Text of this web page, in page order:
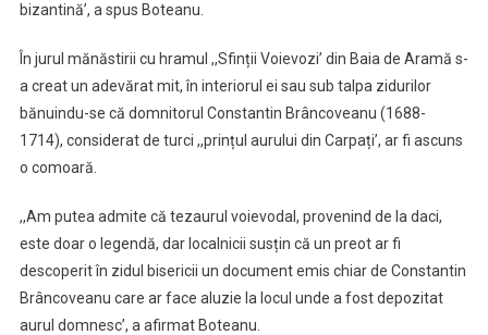
bizantină’, a spus Boteanu.
În jurul mănăstirii cu hramul ,,Sfinții Voievozi’ din Baia de Aramă s-
a creat un adevărat mit, în interiorul ei sau sub talpa zidurilor
bănuindu-se că domnitorul Constantin Brâncoveanu (1688-
1714), considerat de turci ,,prințul aurului din Carpați’, ar fi ascuns
o comoară.
,,Am putea admite că tezaurul voievodal, provenind de la daci,
este doar o legendă, dar localnicii susțin că un preot ar fi
descoperit în zidul bisericii un document emis chiar de Constantin
Brâncoveanu care ar face aluzie la locul unde a fost depozitat
aurul domnesc’, a afirmat Boteanu.